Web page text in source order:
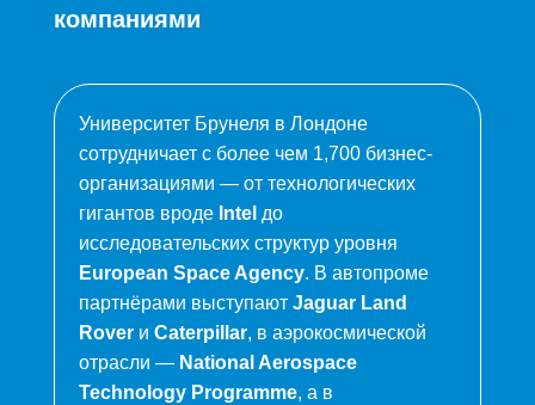
компаниями
Университет Брунеля в Лондоне
сотрудничает с более чем 1,700 бизнес-
организациями — от технологических
гигантов вроде Intel до
исследовательских структур уровня
European Space Agency. В автопроме
партнёрами выступают Jaguar Land
Roverи Caterpillar, в аэрокосмической
отрасли — National Aerospace
Technology Programme, а в